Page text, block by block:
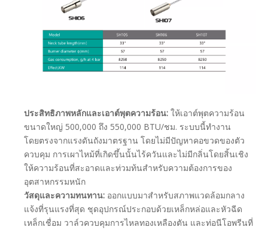
ประสิทธิภาพหลักและเอาต์พุตความร้อน: ให้เอาต์พุตความร้อน
ขนาดใหญ่ 500,000 ถึง 550,000 BTU/ชม. ระบบนี้ทำงาน
โดยตรงจากแรงดันถังมาตรฐาน โดยไม่มีปัญหาคอขวดของตัว
ควบคุม การเผาไหม้ที่เกิดขึ้นนั้นไร้ควันและไม่มีกลิ่นโดยสิ้นเชิง
ให้ความร้อนที่สะอาดและท่วมท้นสำหรับความต้องการของ
อุตสาหกรรมหนัก
วัสดุและความทนทาน: ออกแบบมาสำหรับสภาพแวดล้อมกลาง
แจ้งที่รุนแรงที่สุด ชุดอุปกรณ์ประกอบด้วยเหล็กหล่อและหัวฉีด
เหล็กเชื่อม วาล์วควบคุมการไหลทองเหลืองตัน และท่อนีโอพรีนที่